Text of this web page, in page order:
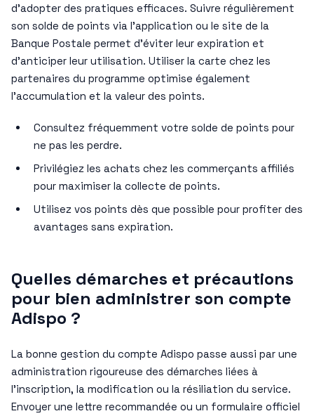
d’adopter des pratiques efficaces. Suivre régulièrement
son solde de points via l’application ou le site de la
Banque Postale permet d’éviter leur expiration et
d’anticiper leur utilisation. Utiliser la carte chez les
partenaires du programme optimise également
l’accumulation et la valeur des points.
Consultez fréquemment votre solde de points pour
ne pas les perdre.
Privilégiez les achats chez les commerçants affiliés
pour maximiser la collecte de points.
Utilisez vos points dès que possible pour profiter des
avantages sans expiration.
Quelles démarches et précautions
pour bien administrer son compte
Adispo ?
La bonne gestion du compte Adispo passe aussi par une
administration rigoureuse des démarches liées à
l’inscription, la modification ou la résiliation du service.
Envoyer une lettre recommandée ou un formulaire officiel